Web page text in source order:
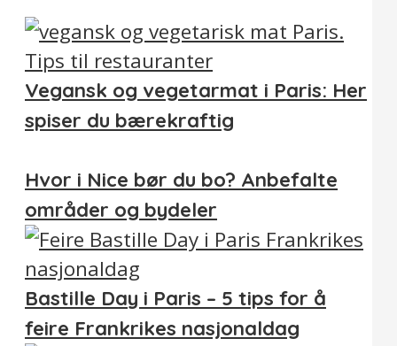
Vegansk og vegetarmat i Paris: Her
spiser du bærekraftig
Hvor i Nice bør du bo? Anbefalte
områder og bydeler
Bastille Day i Paris – 5 tips for å
feire Frankrikes nasjonaldag